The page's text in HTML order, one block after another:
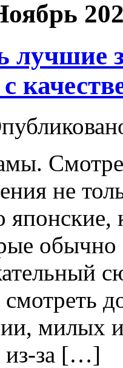
не
обычно
милых
из-за […]